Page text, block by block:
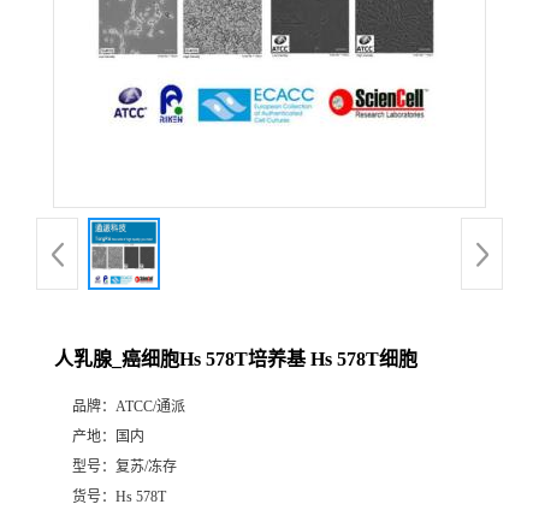
人乳腺_癌细胞Hs 578T培养基 Hs 578T细胞
品牌： ATCC/通派
产地：
国内
型号： 复苏/冻存
货号： Hs 578T